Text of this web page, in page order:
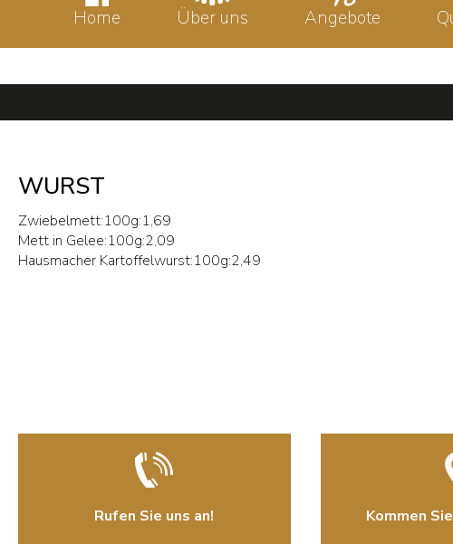
Home Über uns Angebote
WURST
Zwiebelmett:100g:1,69
Mett in Gelee:100g:2,09
Hausmacher Kartoffelwurst:100g:2,49
Rufen Sie uns an! Kommen